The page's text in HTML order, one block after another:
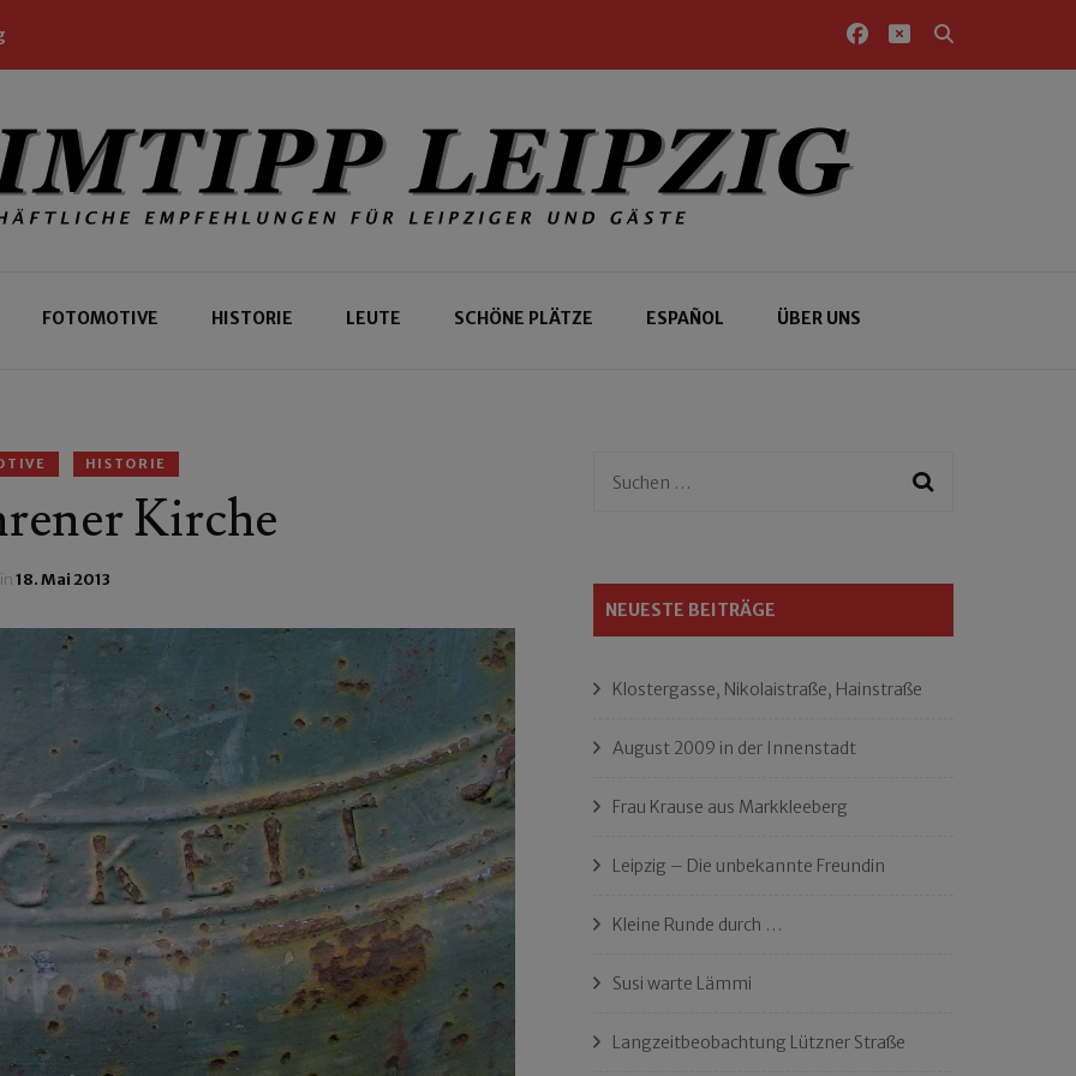
FOTOMOTIVE HISTORIE LEUTE SCHÖNE PLÄTZE ESPAÑOL ÜBER UNS
HISTORIE
Kirche
18. Mai 2013
Suchen
NEUESTE BEITRÄGE
Klostergasse, Nikolaistraße, Hainstraße
August 2009 in der Innenstadt
Frau Krause aus Markkleeberg
Leipzig – Die unbekannte Freundin
Kleine Runde durch …
Susi warte Lämmi
Langzeitbeobachtung Lützner Straße